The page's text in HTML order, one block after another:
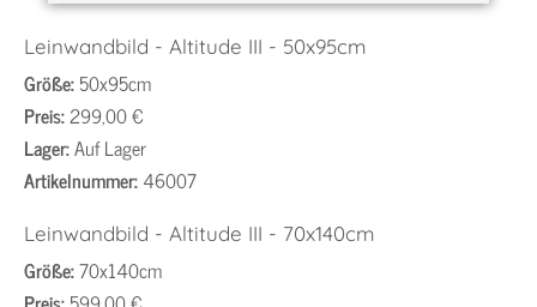
Leinwandbild - Altitude III - 50x95cm
Größe:50x95cm
Preis:299,00 €
Lager:Auf Lager
Artikelnummer:46007
Leinwandbild - Altitude III - 70x140cm
Größe:70x140cm